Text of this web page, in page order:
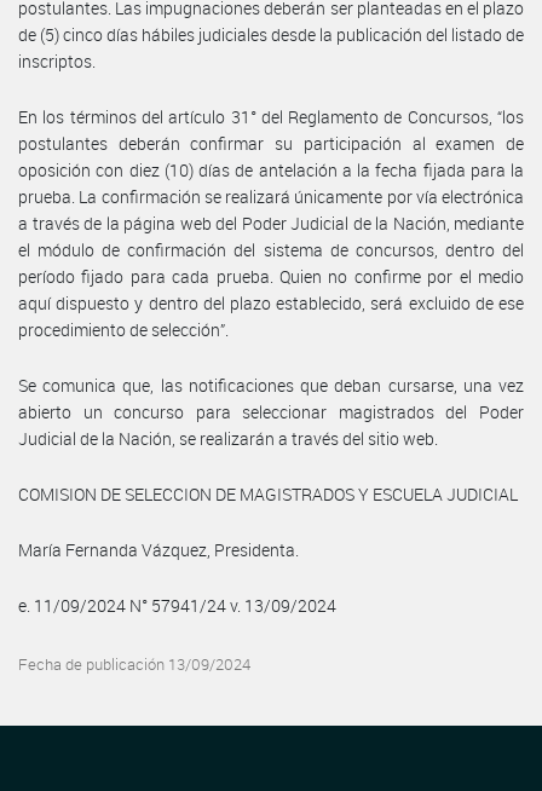
postulantes. Las impugnaciones deberán ser planteadas en el plazo
de (5) cinco días hábiles judiciales desde la publicación del listado de
inscriptos.
En los términos del artículo 31° del Reglamento de Concursos, “los
postulantes deberán confirmar su participación al examen de
oposición con diez (10) días de antelación a la fecha fijada para la
prueba. La confirmación se realizará únicamente por vía electrónica
a través de la página web del Poder Judicial de la Nación, mediante
el módulo de confirmación del sistema de concursos, dentro del
período fijado para cada prueba. Quien no confirme por el medio
aquí dispuesto y dentro del plazo establecido, será excluido de ese
procedimiento de selección”.
Se comunica que, las notificaciones que deban cursarse, una vez
abierto un concurso para seleccionar magistrados del Poder
Judicial de la Nación, se realizarán a través del sitio web.
COMISION DE SELECCION DE MAGISTRADOS Y ESCUELA JUDICIAL
María Fernanda Vázquez, Presidenta.
e. 11/09/2024 N° 57941/24 v. 13/09/2024
Fecha de publicación 13/09/2024